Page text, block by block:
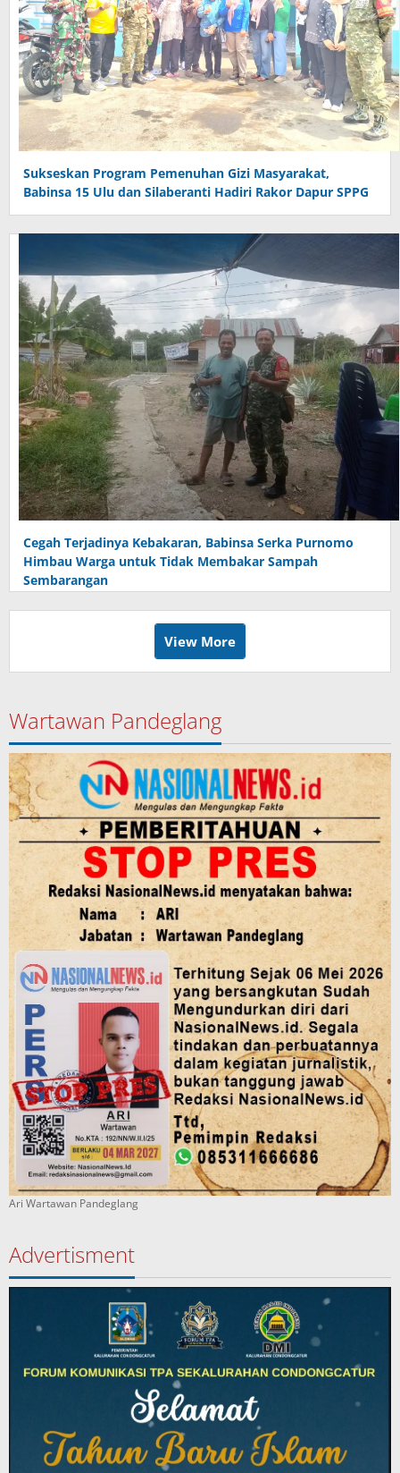
Sukseskan Program Pemenuhan Gizi Masyarakat,
Babinsa 15 Ulu dan Silaberanti Hadiri Rakor Dapur SPPG
Cegah Terjadinya Kebakaran, Babinsa Serka Purnomo
Himbau Warga untuk Tidak Membakar Sampah
Sembarangan
View More
Wartawan Pandeglang
Ari Wartawan Pandeglang
Advertisment